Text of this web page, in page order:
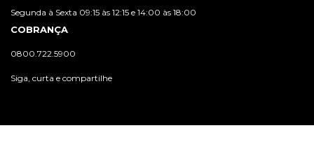
Segunda à Sexta 09:15 às 12:15 e 14:00 às 18:00
COBRANÇA
0800.722.5900
Siga, curta e compartilhe